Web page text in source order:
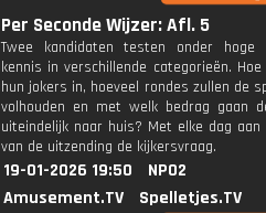
Per Seconde Wijzer: Afl. 5
Twee kandidaten testen onder hoge
kennis in verschillende categorieën.
hun jokers in, hoeveel rondes zullen de
volhouden en met welk bedrag gaan
uiteindelijk naar huis? Met elke dag
van de uitzending de kijkersvraag.
19-01-2026 19:50
NPO2
Amusement.TV
Spelletjes.TV